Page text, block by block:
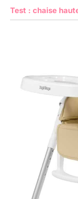
Test : chaise